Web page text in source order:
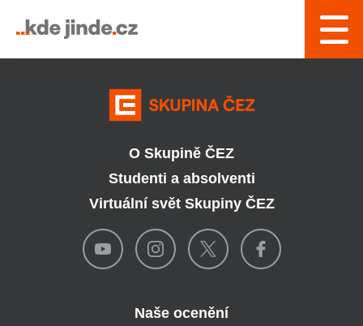
O Skupině ČEZ
Studenti a absolventi
Virtuální svět Skupiny ČEZ
Naše ocenění